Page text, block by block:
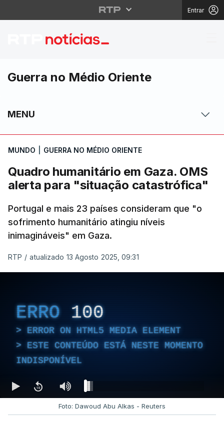
Entrar
Quadro humanitário
Guerra no Médio Oriente
MENU
MUNDO GUERRA NO MÉDIO ORIENTE
Quadro humanitário em Gaza. OMS
alerta para "situação catastrófica"
Portugal e mais 23 países consideram que "o
sofrimento humanitário atingiu níveis
inimagináveis" em Gaza.
RTP / atualizado 13 Agosto 2025, 09:31
ERRO 100
ERROR ON HTML5 MEDIA ELEMENT
ESTE CONTEÚDO ESTÁ NESTE MOMENTO
INDISPONÍVEL
Foto: Dawoud Abu Alkas - Reuters